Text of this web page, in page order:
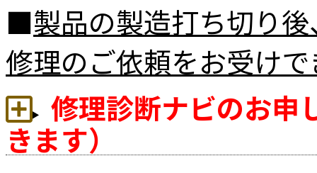
■製品の製造打ち切り
修理のご依頼をお受け
修理診断ナビのお申
きます）